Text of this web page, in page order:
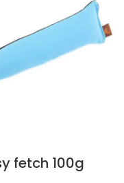
fetch 100g